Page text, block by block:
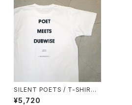
SILENT POETS / T-SHIRTS
（POETS MEETS DUBWISE）
¥5,720